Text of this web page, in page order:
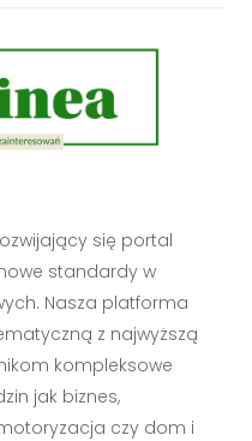
się portal
standardy w
Nasza platforma
z najwyższą
kompleksowe
jak biznes,
czy dom i